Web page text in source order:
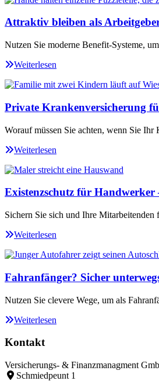
Attraktiv bleiben als
Nutzen Sie moderne Benefit-Systeme,
Weiterlesen
Private Krankenversicherung
Worauf müssen Sie achten, wenn Sie
Weiterlesen
Existenzschutz für Handwerker
Sichern Sie sich und Ihre Mitarbeitenden
Weiterlesen
Fahranfänger? Sicher
Nutzen Sie clevere Wege, um als
Weiterlesen
Kontakt
Versicherungs- & Finanzmanagment
Schmiedpeunt 1